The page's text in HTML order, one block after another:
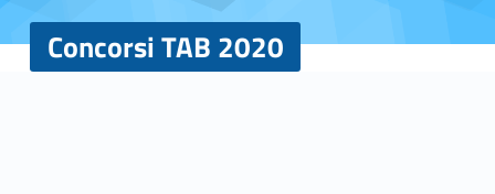
Concorsi TAB 2020